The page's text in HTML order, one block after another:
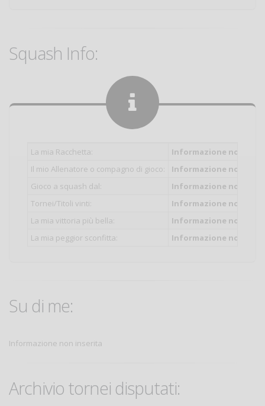
Squash Info:
La mia Racchetta:
Informazione non
Il mio Allenatore o compagno di gioco:
Informazione non
Gioco a squash dal:
Informazione non
Tornei/Titoli vinti:
Informazione non
La mia vittoria più bella:
Informazione non
La mia peggior sconfitta:
Informazione non
Su di me:
Informazione non inserita
Archivio tornei disputati: